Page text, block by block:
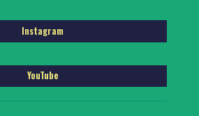
Instagram
YouTube